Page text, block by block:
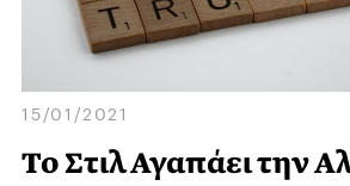
15/01/2021
Το Στιλ Αγαπάει την